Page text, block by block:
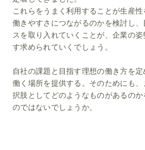
これらをうまく利用することが生産
働きやすさにつながるのかを検討し
スを取り入れていくことが、企業の
す求められていくでしょう。
自社の課題と目指す理想の働き方を
働く場所を提供する。そのためにも
択肢としてどのようなものがあるの
のではないでしょうか。